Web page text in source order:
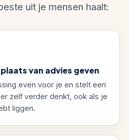
uit je mensen haalt:
van advies geven
even voor je en stelt een
zelf verder denkt, ook als je
liggen.